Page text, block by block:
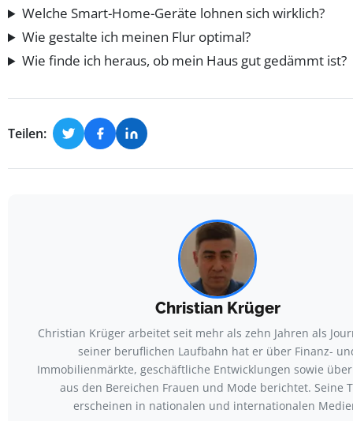
Welche Smart-Home-Geräte lohnen sich wirklich?
Wie gestalte ich meinen Flur optimal?
Wie finde ich heraus, ob mein Haus gut gedämmt ist?
Teilen:
Christian Krüger
Christian Krüger arbeitet seit mehr als zehn Jahren als
seiner beruflichen Laufbahn hat er über Finanz-
Immobilienmärkte, geschäftliche Entwicklungen sowie
aus den Bereichen Frauen und Mode berichtet. Seine
erscheinen in nationalen und internationalen